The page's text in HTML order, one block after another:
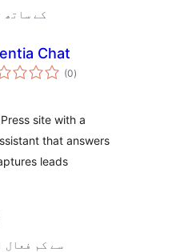
6.9.6 کے
Chat
(0مجموعی
درجہ
)
site with a
that answers
leads
10 سے کم